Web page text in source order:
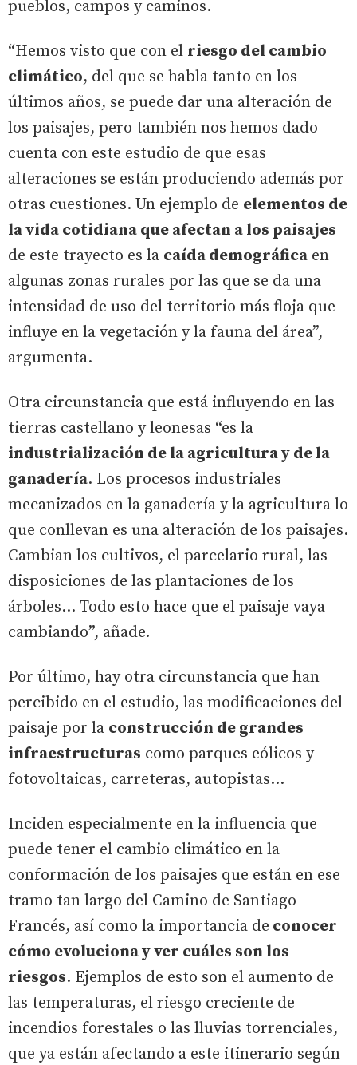
pueblos, campos y caminos.
“Hemos visto que con el riesgo del cambio
climático, del que se habla tanto en los
últimos años, se puede dar una alteración de
los paisajes, pero también nos hemos dado
cuenta con este estudio de que esas
alteraciones se están produciendo además por
otras cuestiones. Un ejemplo de elementos de
la vida cotidiana que afectan a los paisajes
de este trayecto es la caída demográfica en
algunas zonas rurales por las que se da una
intensidad de uso del territorio más floja que
influye en la vegetación y la fauna del área”,
argumenta.
Otra circunstancia que está influyendo en las
tierras castellano y leonesas “es la
industrialización de la agricultura y de la
ganadería. Los procesos industriales
mecanizados en la ganadería y la agricultura lo
que conllevan es una alteración de los paisajes.
Cambian los cultivos, el parcelario rural, las
disposiciones de las plantaciones de los
árboles… Todo esto hace que el paisaje vaya
cambiando”, añade.
Por último, hay otra circunstancia que han
percibido en el estudio, las modificaciones del
paisaje por la construcción de grandes
infraestructuras como parques eólicos y
fotovoltaicas, carreteras, autopistas…
Inciden especialmente en la influencia que
puede tener el cambio climático en la
conformación de los paisajes que están en ese
tramo tan largo del Camino de Santiago
Francés, así como la importancia de conocer
cómo evoluciona y ver cuáles son los
riesgos. Ejemplos de esto son el aumento de
las temperaturas, el riesgo creciente de
incendios forestales o las lluvias torrenciales,
que ya están afectando a este itinerario según